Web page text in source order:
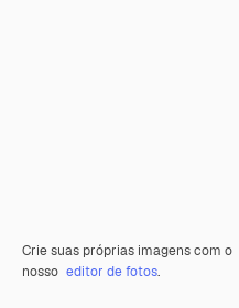
Crie suas próprias imagens com o
nosso editor de fotos.